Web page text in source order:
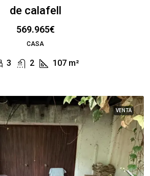
de calafell
569.965€
CASA
3 2 107 m²
VENTA